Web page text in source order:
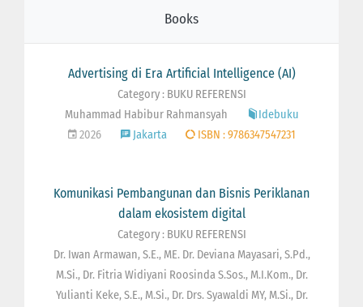
Books
Advertising di Era Artificial Intelligence (AI)
Category : BUKU REFERENSI
Muhammad Habibur Rahmansyah
Idebuku
2026
Jakarta ISBN : 9786347547231
Komunikasi Pembangunan dan Bisnis Periklanan
dalam ekosistem digital
Category : BUKU REFERENSI
Dr. Iwan Armawan, S.E., ME. Dr. Deviana Mayasari, S.Pd.,
M.Si., Dr. Fitria Widiyani Roosinda S.Sos., M.I.Kom., Dr.
Yulianti Keke, S.E., M.Si., Dr. Drs. Syawaldi MY, M.Si., Dr.